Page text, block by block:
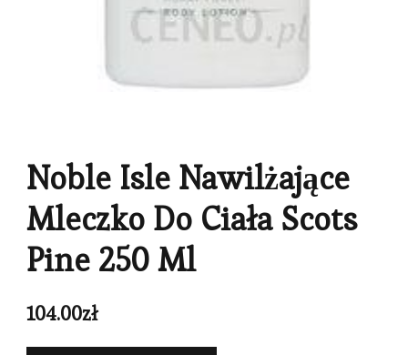
Noble Isle Nawilżające
Mleczko Do Ciała Scots
Pine 250 Ml
104.00zł